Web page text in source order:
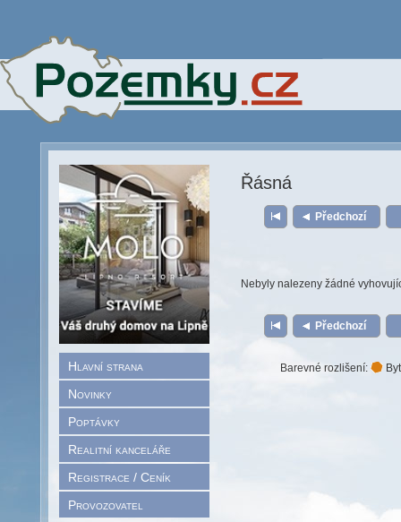
Hlavní strana
Novinky
Poptávky
Realitní kanceláře
Registrace / Ceník
Provozovatel
Řásná
Předchozí
Nebyly nalezeny žádné
Předchozí
Barevné rozlišení: